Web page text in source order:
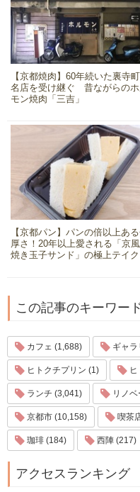
【京都焼肉】60年続いた裏寺
名店を受け継ぐ 昔ながらの
モン焼肉「三吉」
【京都パン】パンの倍以上あ
厚さ！20年以上愛される「京
焼き玉子サンド」の極上テイ
この記事のキーワー
カフェ (1,688) ギャ
ヒトクチプリン (1)
ランチ (3,041) リノ
京都市 (10,158) 喫茶
珈琲 (184) 西陣 (217)
アクセスランキング